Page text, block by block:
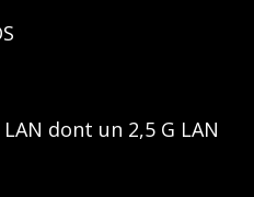
dont un 2,5 G LAN